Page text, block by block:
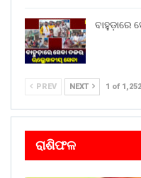
ବାହୁଡ଼ାରେ
PREV NEXT 1 of 1,252
ରାଶିଫଳ